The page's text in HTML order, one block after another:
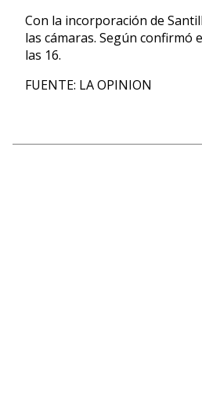
Con la incorporación de
las cámaras. Según confirmó
las 16.
FUENTE: LA OPINION